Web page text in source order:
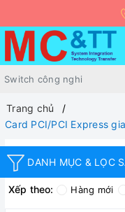
Trang chủ
Card PCI/PCI Express
DANH MỤC & LỌC
Xếp theo: Hàng mới